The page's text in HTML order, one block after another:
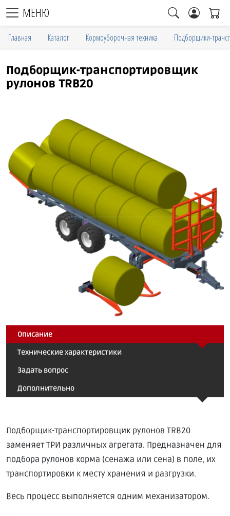
МЕНЮ
Главная Каталог Кормоуборочная техника Подборщики-
Подборщик-транспортировщик
рулонов TRB20
Описание
Технические характеристики
Задать вопрос
Дополнительно
Подборщик-транспортировщик рулонов TRB20
заменяет ТРИ различных агрегата. Предназначен для
подбора рулонов корма (сенажа или сена) в поле, их
транспортировки к месту хранения и разгрузки.
Весь процесс выполняется одним механизатором.